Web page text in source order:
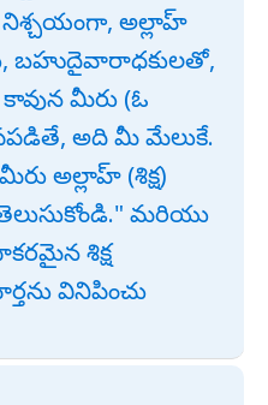
నిశ్చయంగా, అల్లాహ్
బహుదైవారాధకులతో,
మీరు (ఓ
అది మీ మేలుకే.
అల్లాహ్ (శిక్ష)
మరియు
శిక్ష
వినిపించు